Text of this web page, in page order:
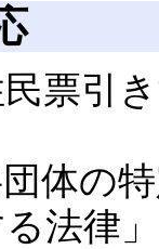
票引
体の
法律